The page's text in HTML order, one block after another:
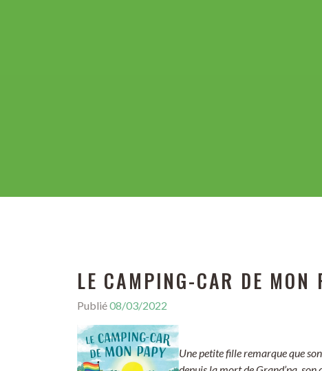
LE CAMPING-CAR DE MON
Publié08/03/2022
Une petite fille remarque que